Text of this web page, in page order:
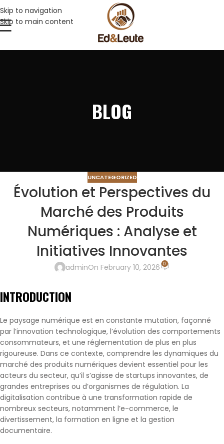
Skip to navigation
Skip to main content
BLOG
UNCATEGORIZED
Évolution et Perspectives du
Marché des Produits
Numériques : Analyse et
Initiatives Innovantes
adminOn February 10, 2026 0
INTRODUCTION
Le paysage numérique est en constante mutation, façonné
par l’innovation technologique, l’évolution des comportements
consommateurs, et une réglementation de plus en plus
rigoureuse. Dans ce contexte, comprendre les dynamiques du
marché des produits numériques devient essentiel pour les
acteurs du secteur, qu’il s’agisse de startups innovantes, de
grandes entreprises ou d’organismes de régulation. La
digitalisation contribue à une transformation rapide de
nombreux secteurs, notamment l’e-commerce, le
divertissement, la formation en ligne et la gestion
documentaire.